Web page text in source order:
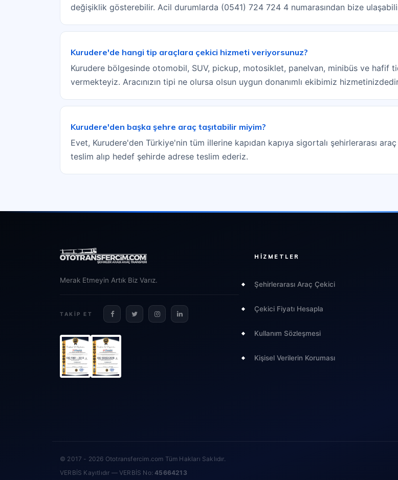
değişiklik gösterebilir. Acil durumlarda (0541) 724 724 4 numarasından bize
Kurudere'de hangi tip araçlara çekici hizmeti veriyorsunuz?
Kurudere bölgesinde otomobil, SUV, pickup, motosiklet, panelvan, minibüs ve hafif
vermekteyiz. Aracınızın tipi ne olursa olsun uygun donanımlı ekibimiz
Kurudere'den başka şehre araç taşıtabilir miyim?
Evet, Kurudere'den Türkiye'nin tüm illerine kapıdan kapıya sigortalı şehirlerarası
teslim alıp hedef şehirde adrese teslim ederiz.
Merak Etmeyin Artık Biz Varız.
TAKIP ET
HIZMETLER
Şehirlerarası Araç Çekici
Çekici Fiyatı Hesapla
Kullanım Sözleşmesi
Kişisel Verilerin Koruması
© 2017 - 2026 Ototransfercim.com Tüm Hakları Saklıdır.
VERBİS Kayıtlıdır — VERBİS No:45664213